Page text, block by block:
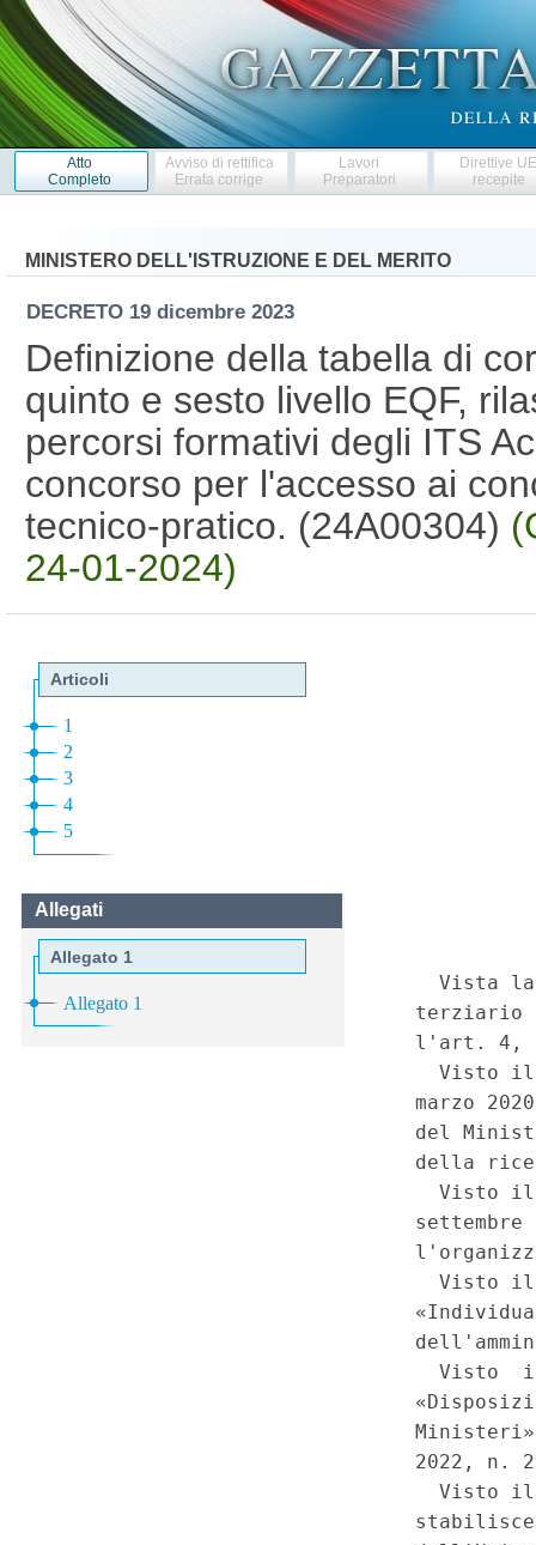
Atto
Completo
Avviso di rettifica
Errata corrige
Lavori
Preparatori
Direttive
recepite
MINISTERO DELL'ISTRUZIONE E DEL MERITO
DECRETO 19 dicembre 2023
Definizione della tabella di
quinto e sesto livello EQF,
percorsi formativi degli ITS
concorso per l'accesso ai
tecnico-pratico. (24A00304)
24-01-2024)